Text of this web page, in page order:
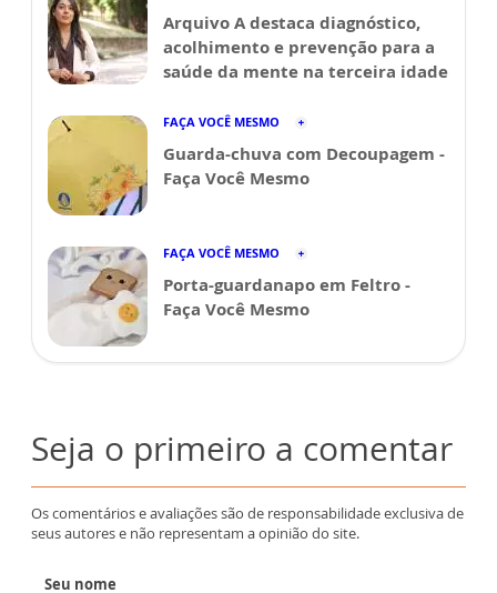
Arquivo A destaca diagnóstico,
acolhimento e prevenção para a
saúde da mente na terceira idade
FAÇA VOCÊ MESMO
Guarda-chuva com Decoupagem -
Faça Você Mesmo
FAÇA VOCÊ MESMO
Porta-guardanapo em Feltro -
Faça Você Mesmo
Seja o primeiro a comentar
Os comentários e avaliações são de responsabilidade exclusiva de
seus autores e não representam a opinião do site.
Seu nome